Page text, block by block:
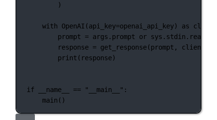
)
with OpenAI(api_key=openai_api_key) as
prompt = args.prompt or sys.stdin.read()
response = get_response(prompt, client,
print (response)
if __name__ == "__main__" :
main()